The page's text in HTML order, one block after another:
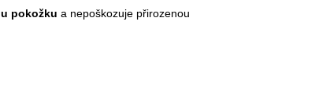
pokožku a nepoškozuje přirozenou